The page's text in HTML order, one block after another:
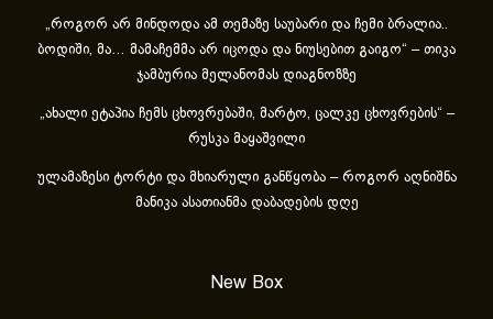
„როგორ არ მინდოდა ამ თემაზე საუბარი და ჩემი ბრალია..
ბოდიში, მა… მამაჩემმა არ იცოდა და ნიუსებით გაიგო“ – თიკა
ჯამბურია მელანომას დიაგნოზზე
„ახა­ლი ეტა­პია ჩემს ცხოვ­რე­ბა­ში, მარ­ტო, ცალ­კე ცხოვ­რე­ბის“ –
რუსკა მაყაშვილი
ულამაზესი ტორტი და მხიარული განწყობა – როგორ აღნიშნა
მანიკა ასათიანმა დაბადების დღე
New Box